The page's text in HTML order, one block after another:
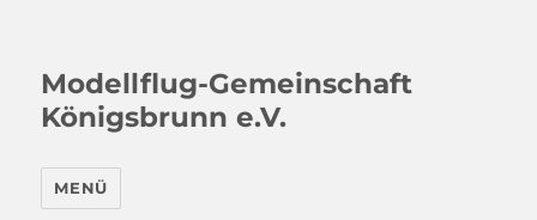
Modellflug-Gemeinschaft
Königsbrunn e.V.
MENÜ